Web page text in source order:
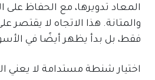
المعاد تدويرها، مع الحفاظ على
والمتانة. هذا الاتجاه لا يقتصر
فقط، بل بدأ يظهر أيضًا في
اختيار شنطة مستدامة لا يعني